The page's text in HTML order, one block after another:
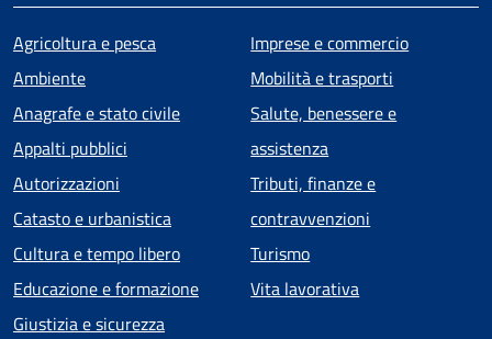
Agricoltura e pesca
Ambiente
Anagrafe e stato civile
Appalti pubblici
Autorizzazioni
Catasto e urbanistica
Cultura e tempo libero
Educazione e formazione
Giustizia e sicurezza
Imprese e commercio
Mobilità e trasporti
Salute, benessere e
assistenza
Tributi, finanze e
contravvenzioni
Turismo
Vita lavorativa